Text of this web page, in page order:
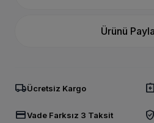
Ürünü
local_shippingÜcretsiz Kargo assignment_return
credit_cardVade Farksız 3 Taksit verified_user